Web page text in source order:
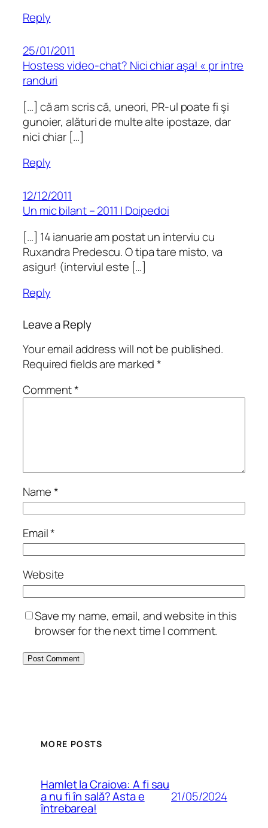
Reply
25/01/2011
Hostess video-chat? Nici chiar aşa! « pr intre
randuri
[…] că am scris că, uneori, PR-ul poate fi şi
gunoier, alături de multe alte ipostaze, dar
nici chiar […]
Reply
12/12/2011
Un mic bilant – 2011 | Doipedoi
[…] 14 ianuarie am postat un interviu cu
Ruxandra Predescu. O tipa tare misto, va
asigur! (interviul este […]
Reply
Leave a Reply
Your email address will not be published.
Required fields are marked*
Comment*
Name*
Email*
Website
Save my name, email, and website in this
browser for the next time I comment.
MORE POSTS
Hamlet la Craiova: A fi sau
a nu fi în sală? Asta e
întrebarea!
21/05/2024